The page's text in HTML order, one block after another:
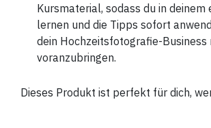
Kursmaterial, sodass du in deinem
lernen und die Tipps sofort
dein Hochzeitsfotografie-Business
voranzubringen.
Dieses Produkt ist perfekt für dich,